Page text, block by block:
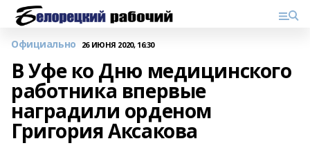
Официально 26 ИЮНЯ 2020, 16:30
В Уфе ко Дню медицинского
работника впервые
наградили орденом
Григория Аксакова